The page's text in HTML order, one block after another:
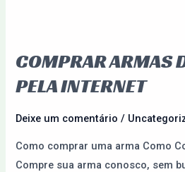
COMPRAR ARMAS
PELA INTERNET
Deixe um comentário /
Como comprar uma arma Como
Compre sua arma conosco, sem
Comprar
do
Paraguai
Internet